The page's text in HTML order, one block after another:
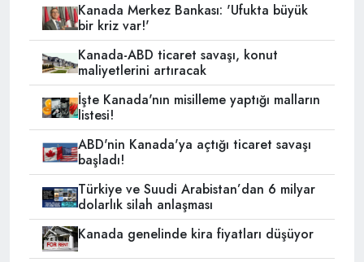
Kanada Merkez Bankası: 'Ufukta büyük
bir kriz var!'
Kanada-ABD ticaret savaşı, konut
maliyetlerini artıracak
İşte Kanada'nın misilleme yaptığı malların
listesi!
ABD'nin Kanada'ya açtığı ticaret savaşı
başladı!
Türkiye ve Suudi Arabistan’dan 6 milyar
dolarlık silah anlaşması
Kanada genelinde kira fiyatları düşüyor